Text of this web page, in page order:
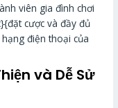
viên gia đình chơi
cược và đầy đủ
điện thoại của
và Dễ Sử